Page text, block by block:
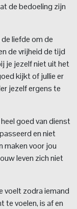
de bedoeling zijn
liefde om de
de vrijheid de tijd
je jezelf niet uit het
kijkt of jullie er
jezelf ergens te
goed van dienst
en niet
maken voor jou
leven zich niet
voelt zodra iemand
te voelen, is af en